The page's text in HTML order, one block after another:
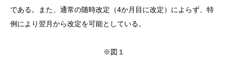
である。また、通常の随時改定（4か月目に改定）によらず、特
例により翌月から改定を可能としている。
※図１